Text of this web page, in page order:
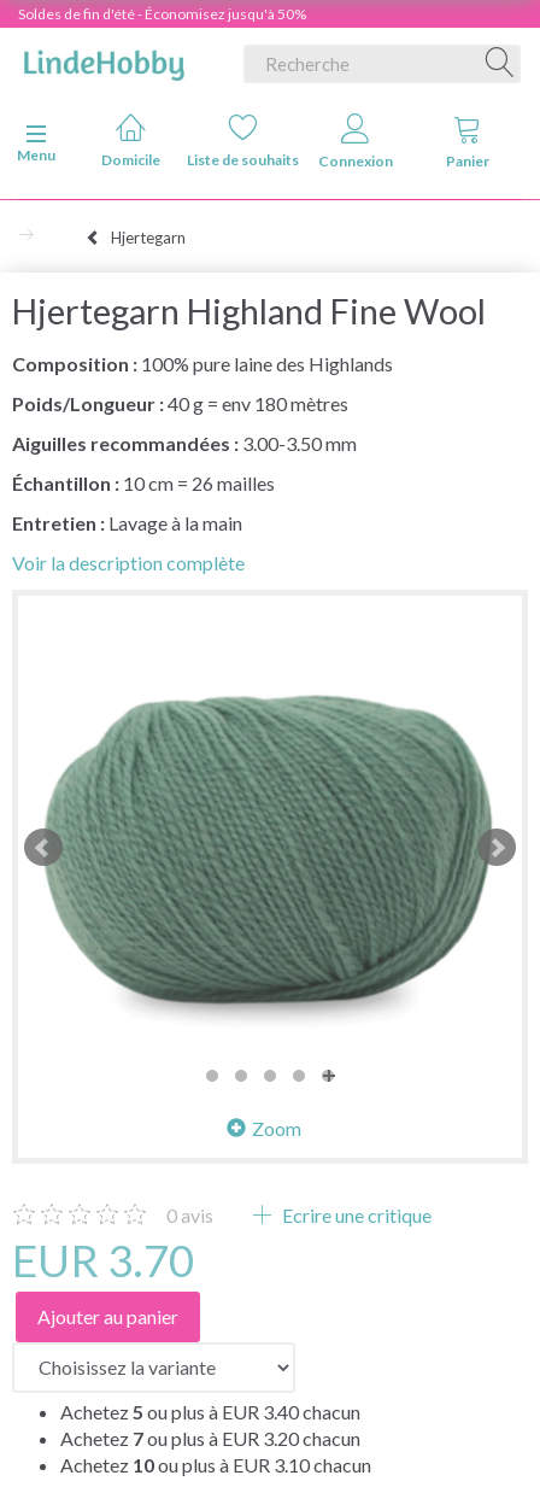
Soldes de fin d'été - Économisez jusqu'à 50%
Basculer la navigation
Menu
Domicile Liste de souhaits Connexion Panier
Hjertegarn
Hjertegarn Highland Fine Wool
Composition : 100% pure laine des Highlands
Poids/Longueur :40 g = env 180 mètres
Aiguilles recommandées : 3.00-3.50 mm
Échantillon : 10 cm = 26 mailles
Entretien : Lavage à la main
Voir la description complète
Zoom
0 avis Ecrire une critique
EUR 3.70
Ajouter au panier
Achetez 5 ou plus à EUR 3.40chacun
Achetez 7ou plus à EUR 3.20chacun
Achetez 10ou plus à EUR 3.10chacun